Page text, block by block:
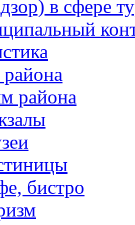
в сфере
района
бистро